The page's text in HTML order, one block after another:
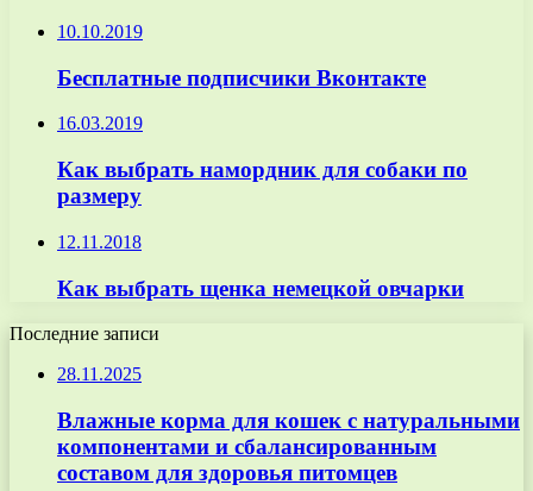
10.10.2019
Бесплатные подписчики Вконтакте
16.03.2019
Как выбрать намордник для собаки по
размеру
12.11.2018
Как выбрать щенка немецкой овчарки
Последние записи
28.11.2025
Влажные корма для кошек с натуральными
компонентами и сбалансированным
составом для здоровья питомцев